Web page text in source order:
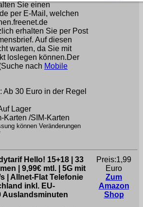
Sie einen
per E-Mail, welchen
erhalten Sie per Post
Auf diesen
warten, da Sie mit
loslegen können.Der
nach Mobile
Ab 30 Euro in der Regel
Lager
Karten /SIM-Karten
können Veränderungen
Hello! 15+18 | 33
| 9,99€ mtl. | 5G mit
| Allnet-Flat Telefonie
inkl. EU-
Auslandsminuten
Preis:1,99
Euro
Zum
Amazon
Shop